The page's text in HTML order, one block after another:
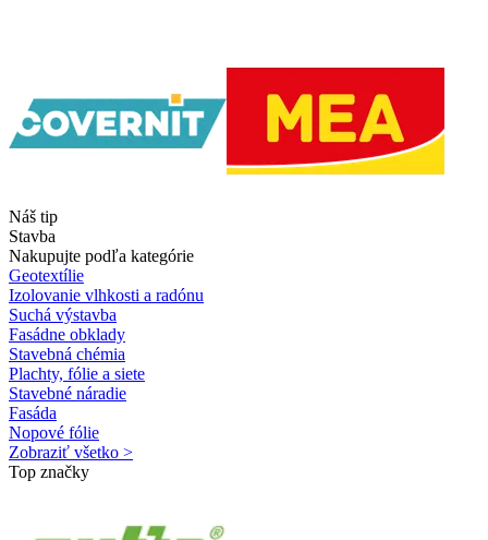
Náš tip
Stavba
Nakupujte podľa kategórie
Geotextílie
Izolovanie vlhkosti a radónu
Suchá výstavba
Fasádne obklady
Stavebná chémia
Plachty, fólie a siete
Stavebné náradie
Fasáda
Nopové fólie
Zobraziť všetko >
Top značky